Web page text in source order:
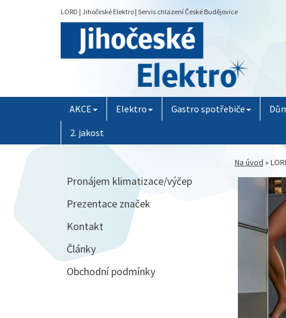
LORD | Jihočeské Elektro | Servis chlazení České Budějovice
AKCE Elektro Gastro spotřebiče
2. jakost
Na úvod »
Pronájem klimatizace/výčep
Prezentace značek
Kontakt
Články
Obchodní podmínky